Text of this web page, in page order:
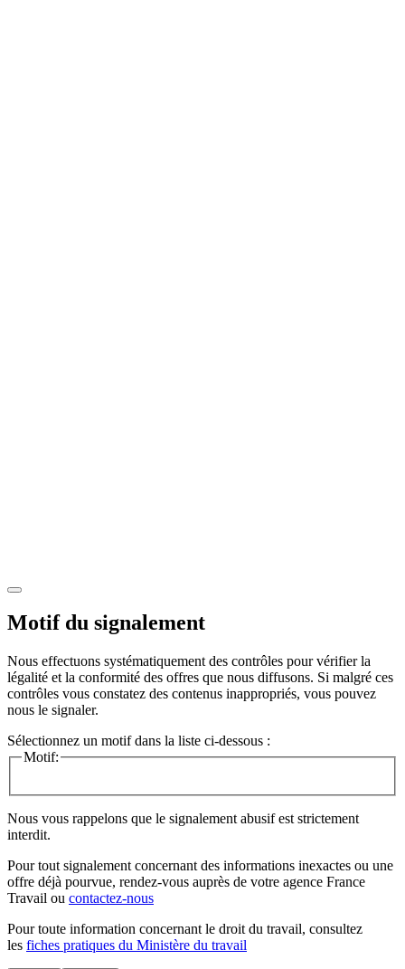
Motif du signalement
Nous effectuons systématiquement des contrôles pour vérifier la
légalité et la conformité des offres que nous diffusons. Si malgré ces
contrôles vous constatez des contenus inappropriés, vous pouvez
nous le signaler.
Sélectionnez un motif dans la liste ci-dessous :
Motif:
Nous vous rappelons que le signalement abusif est strictement
interdit.
Pour tout signalement concernant des informations inexactes ou une
offre déjà pourvue, rendez-vous auprès de votre agence France
Travail ou contactez-nous
Pour toute information concernant le droit du travail, consultez
les fiches pratiques du Ministère du travail